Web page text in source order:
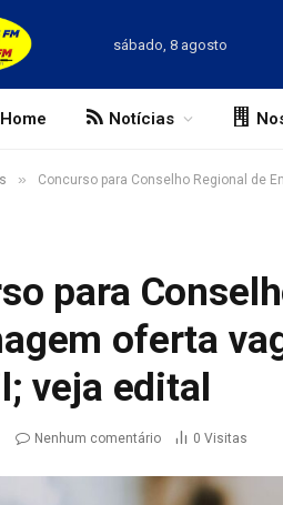
sábado, 8 agosto
Home Notícias
» Concurso para Conselho Regional de
para
oferta
veja edital
Nenhum comentário 0 Visitas